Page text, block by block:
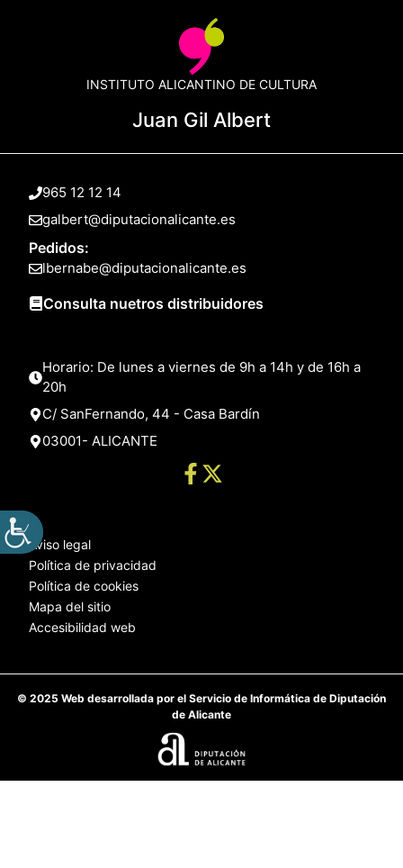
INSTITUTO ALICANTINO DE CULTURA
Juan Gil Albert
965 12 12 14
galbert@diputacionalicante.es
Pedidos:
lbernabe@diputacionalicante.es
Consulta nuetros distribuidores
Horario: De lunes a viernes de 9h a 14h y de 16h a
20h
C/ SanFernando, 44 - Casa Bardín
03001- ALICANTE
Aviso legal
Política de privacidad
Política de cookies
Mapa del sitio
Accesibilidad web
© 2025 Web desarrollada por el Servicio de Informática de Diputación
de Alicante